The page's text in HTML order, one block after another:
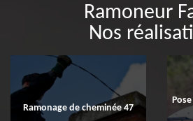
Ramoneur
Nos
Ramonage de cheminée 47